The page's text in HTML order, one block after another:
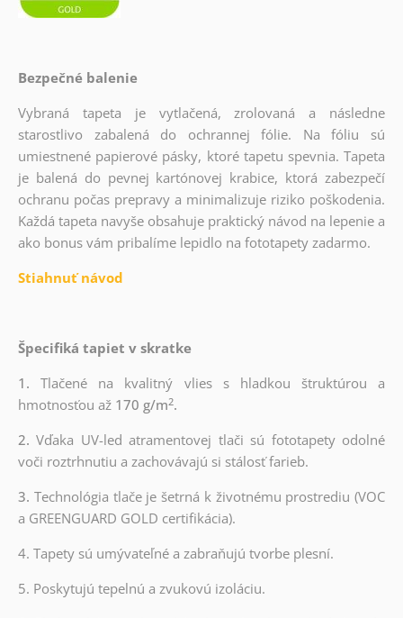
Bezpečné balenie
Vybraná tapeta je vytlačená, zrolovaná a následne
starostlivo zabalená do ochrannej fólie. Na fóliu sú
umiestnené papierové pásky, ktoré tapetu spevnia. Tapeta
je balená do pevnej kartónovej krabice, ktorá zabezpečí
ochranu počas prepravy a minimalizuje riziko poškodenia.
Každá tapeta navyše obsahuje praktický návod na lepenie a
ako bonus vám pribalíme lepidlo na fototapety zadarmo.
Stiahnuť návod
Špecifiká tapiet v skratke
1.Tlačené na kvalitný vlies s hladkou štruktúrou a
hmotnosťou až170 g/m2.
2.Vďaka UV-led atramentovej tlači sú fototapety odolné
voči roztrhnutiu a zachovávajú si stálosť farieb.
3. Technológia tlače je šetrná k životnému prostrediu (VOC
a GREENGUARD GOLD certifikácia).
4. Tapety sú umývateľné a zabraňujú tvorbe plesní.
5. Poskytujú tepelnú a zvukovú izoláciu.